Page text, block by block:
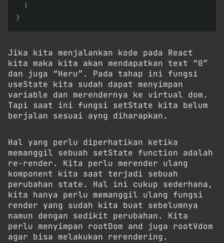
)
}
Jika kita menjalankan kode pada React
kita maka kita akan mendapatkan text “0”
dan juga “Heru”. Pada tahap ini fungsi
useState kita sudah dapat menyimpan
variable dan merendernya ke virtual dom.
Tapi saat ini fungsi setState kita belum
berjalan sesuai ayng diharapkan.
Hal yang perlu diperhatikan ketika
memanggil sebuah setState function adalah
re-render. Kita perlu merender ulang
komponent kita saat terjadi sebuah
perubahan state. Hal ini cukup sederhana,
kita hanya perlu memanggil ulang fungsi
render yang sudah kita buat sebelumnya
namun dengan sedikit perubahan. Kita
perlu menyimpan rootDom and juga rootVdom
agar bisa melakukan rerendering.